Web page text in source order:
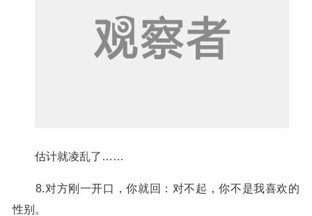
估计就凌乱了……
8.对方刚一开口，你就回：对不起，你不是我喜欢的
性别。